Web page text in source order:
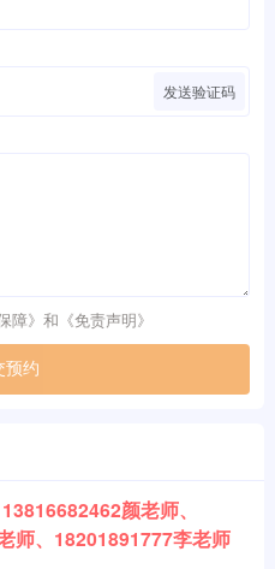
发送验证码
障》和《免责声明》
预约
颜老师、
师、18201891777李老师